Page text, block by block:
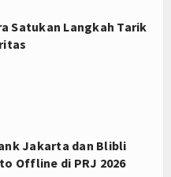
Satukan Langkah Tarik
Jakarta dan Blibli
Offline di PRJ 2026